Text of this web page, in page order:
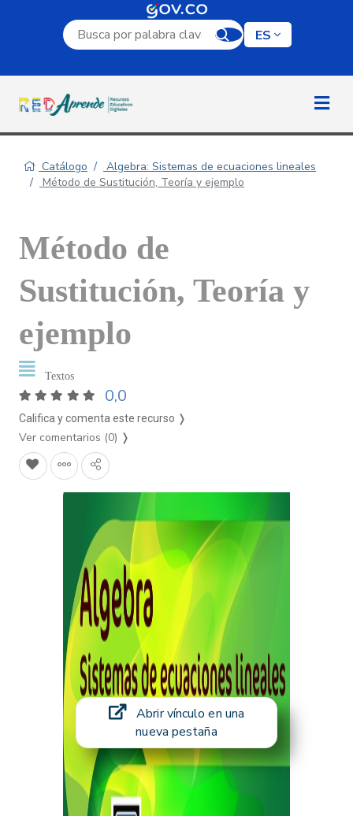
Campo de búsqueda por palabra clave
ES
Catálogo
Algebra: Sistemas de ecuaciones lineales
Método de Sustitución, Teoría y ejemplo
Método de
Sustitución, Teoría y
ejemplo
Textos
0,0
Califica y comenta este recurso ❭
Ver comentarios (0) ❭
Abrir vínculo en una
nueva pestaña